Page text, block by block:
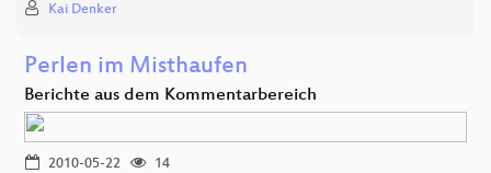
Kai Denker
Perlen im Misthaufen
Berichte aus dem Kommentarbereich
2010-05-22
14